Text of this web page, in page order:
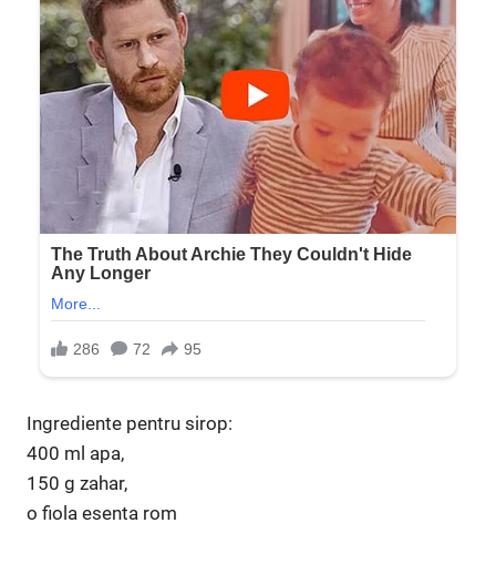
Ingrediente pentru sirop:
400 ml apa,
150 g zahar,
o fiola esenta rom